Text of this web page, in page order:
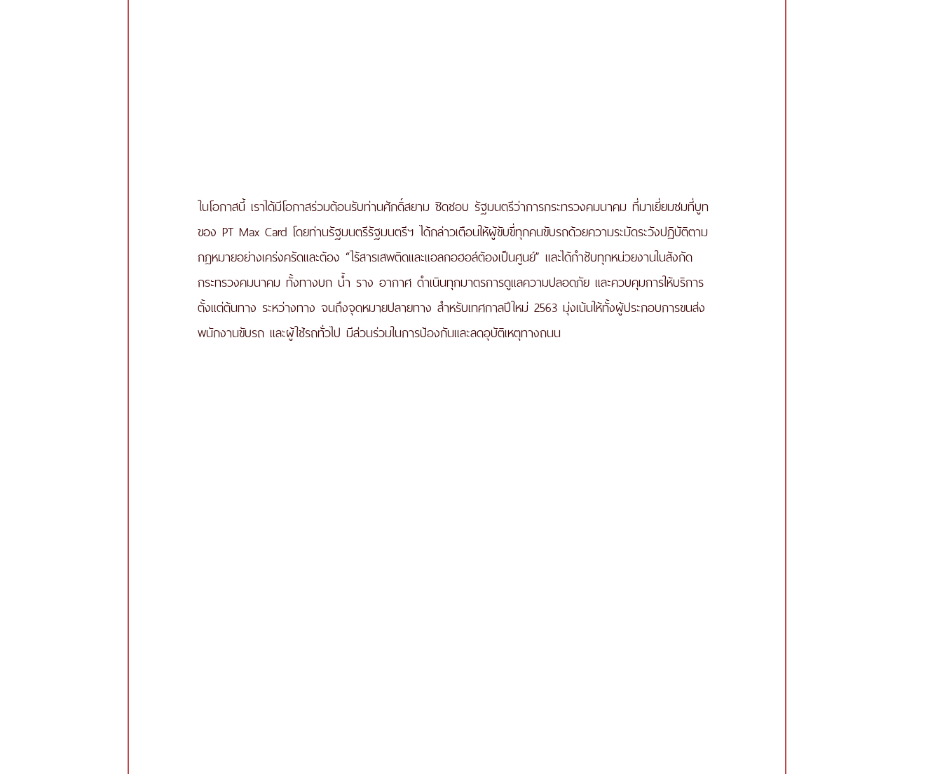
ในโอกาสนี้ เราได้มีโอกาสร่วมต้อนรับท่านศักดิ์สยาม ชิดชอบ รัฐมนตรีว่าการกระทรวงคมนาคม ที่มาเยี่ยมชมที่บูท
ของ PT Max Card โดยท่านรัฐมนตรีรัฐมนตรีฯ ได้กล่าวเตือนให้ผู้ขับขี่ทุกคนขับรถด้วยความระมัดระวังปฏิบัติตาม
กฎหมายอย่างเคร่งครัดและต้อง “ไร้สารเสพติดและแอลกอฮอล์ต้องเป็นศูนย์” และได้กำชับทุกหน่วยงานในสังกัด
กระทรวงคมนาคม ทั้งทางบก น้ำ ราง อากาศ ดำเนินทุกมาตรการดูแลความปลอดภัย และควบคุมการให้บริการ
ตั้งแต่ต้นทาง ระหว่างทาง จนถึงจุดหมายปลายทาง สำหรับเทศกาลปีใหม่ 2563 มุ่งเน้นให้ทั้งผู้ประกอบการขนส่ง
พนักงานขับรถ และผู้ใช้รถทั่วไป มีส่วนร่วมในการป้องกันและลดอุบัติเหตุทางถนน